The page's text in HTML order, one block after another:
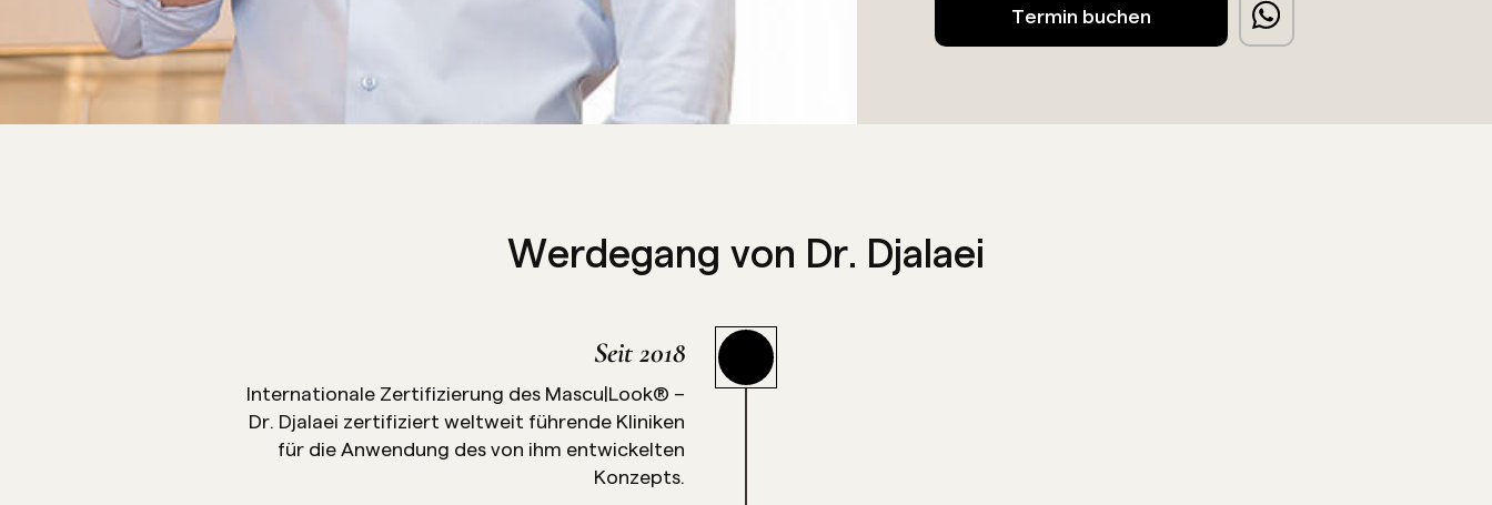
Termin buchen
Werdegang von Dr. Djalaei
Seit 2018
Internationale Zertifizierung des Mascu|Look® –
Dr. Djalaei zertifiziert weltweit führende Kliniken
für die Anwendung des von ihm entwickelten
Konzepts.